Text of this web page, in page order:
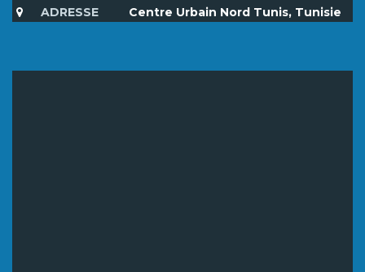
ADRESSE Centre Urbain Nord Tunis, Tunisie